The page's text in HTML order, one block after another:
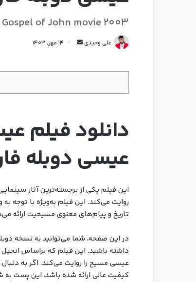
of John movie 2003
علی وحیدی 14 مهر, 1403
دانلود فیلم
عیسی دوبله
این فیلم یکی از برجسته‌ترین آثار
روایت می‌کند. این فیلم به‌ویژه با توجه
تاریخ و پیام‌های معنوی مسیحیت ارائه
در این صفحه، شما می‌توانید به نسخه
داشته باشید. این فیلم که براساس
عیسی مسیح را روایت می‌کند. اگر به دنبال
کیفیت عالی ارائه شده باشد، این پست به